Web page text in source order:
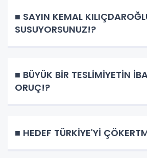
■ SAYIN KEMAL
SUSUYORSUNUZ!?
■ BÜYÜK BİR TESLİMİYETİN
ORUÇ!?
■ HEDEF TÜRKİYE'Yİ